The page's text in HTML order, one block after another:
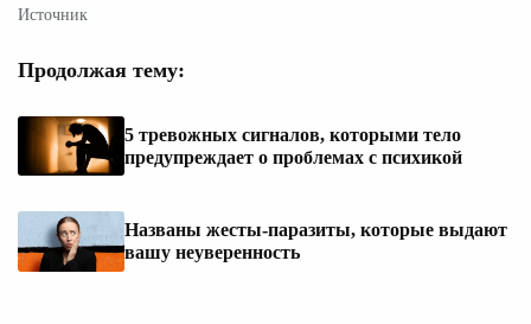
Источник
Продолжая тему:
5 тревожных сигналов, которыми тело
предупреждает о проблемах с психикой
Названы жесты-паразиты, которые выдают
вашу неуверенность